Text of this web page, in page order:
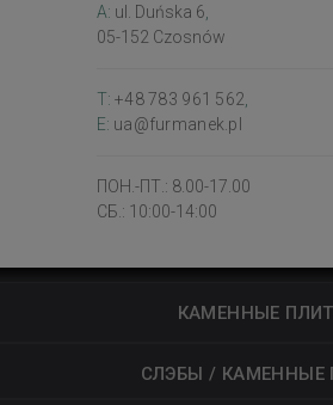
A: ul. Duńska 6
05-152 Czosnów
T: +48 783 961 562
E: ua@furmanek.pl
ПОН.-ПТ.: 8.00-17.00
СБ.: 10:00-14:00
КАМЕННЫЕ
СЛЭБЫ / КАМЕННЫЕ